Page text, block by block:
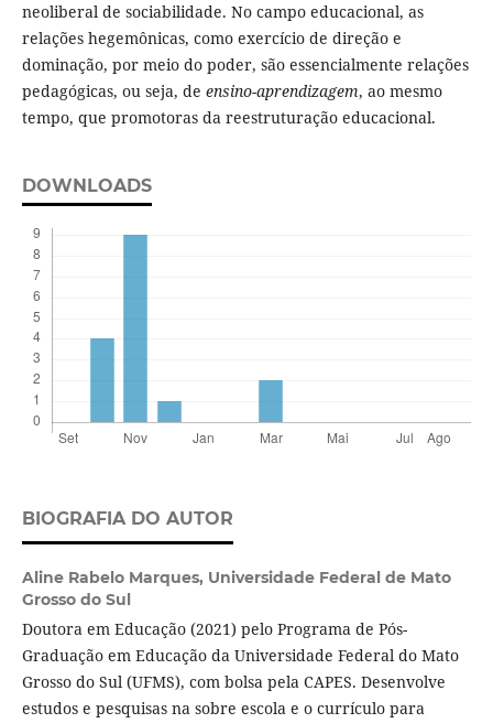
neoliberal de sociabilidade. No campo educacional, as
relações hegemônicas, como exercício de direção e
dominação, por meio do poder, são essencialmente relações
pedagógicas, ou seja, de ensino-aprendizagem, ao mesmo
tempo, que promotoras da reestruturação educacional.
DOWNLOADS
BIOGRAFIA DO AUTOR
Aline Rabelo Marques, Universidade Federal de Mato
Grosso do Sul
Doutora em Educação (2021) pelo Programa de Pós-
Graduação em Educação da Universidade Federal do Mato
Grosso do Sul (UFMS), com bolsa pela CAPES. Desenvolve
estudos e pesquisas na sobre escola e o currículo para